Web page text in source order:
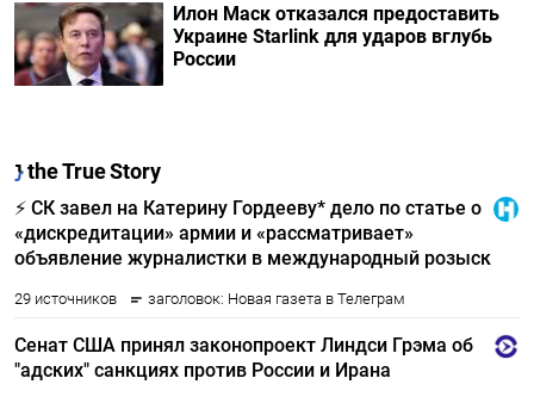
Илон Маск отказался предоставить
Украине Starlink для ударов вглубь
России